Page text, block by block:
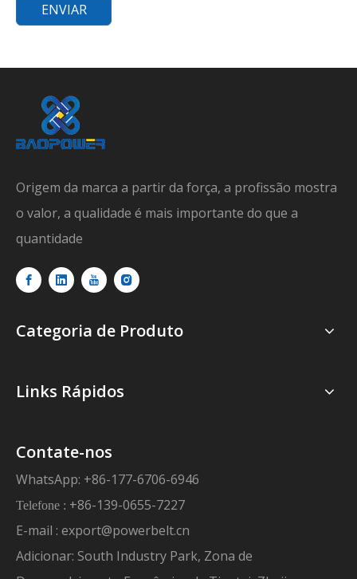
ENVIAR
Origem da marca a partir da força, a profissão mostra
o valor, a qualidade é mais importante do que a
quantidade
Categoria de Produto
Links Rápidos
Contate-nos
WhatsApp: +86-177-6706-6946
Telefone : +86-139-0655-7227
E-mail : export@powerbelt.cn
Adicionar: South Industry Park, Zona de